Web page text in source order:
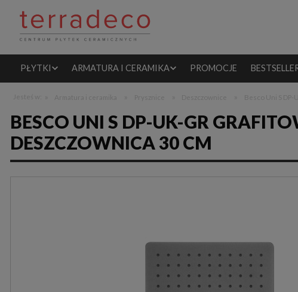
PŁYTKI ARMATURA I CERAMIKA PROMOCJE
BESCO UNI S DP-UK-GR
DESZCZOWNICA 30 CM